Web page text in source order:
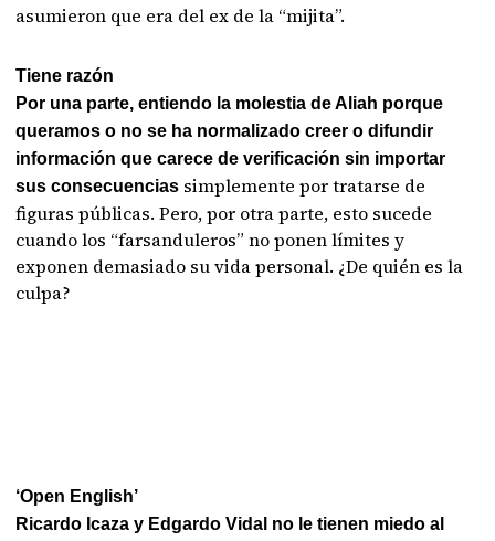
asumieron que era del ex de la “mijita”.
Tiene razón
Por una parte, entiendo la molestia de Aliah porque
queramos o no se ha normalizado creer o difundir
información que carece de verificación sin importar
sus consecuencias simplemente por tratarse de
figuras públicas. Pero, por otra parte, esto sucede
cuando los “farsanduleros” no ponen límites y
exponen demasiado su vida personal. ¿De quién es la
culpa?
‘Open English’
Ricardo Icaza y Edgardo Vidal no le tienen miedo al